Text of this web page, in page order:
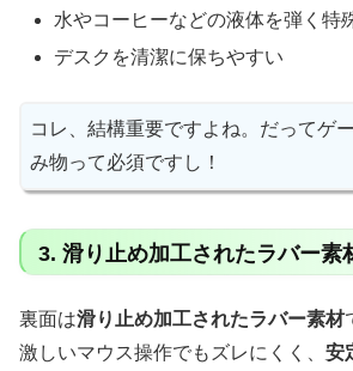
水やコーヒーなどの液体を弾く特
デスクを清潔に保ちやすい
コレ、結構重要ですよね。だってゲ
み物って必須ですし！
3. 滑り止め加工されたラバー素
裏面は滑り止め加工されたラバー素材
激しいマウス操作でもズレにくく、 安